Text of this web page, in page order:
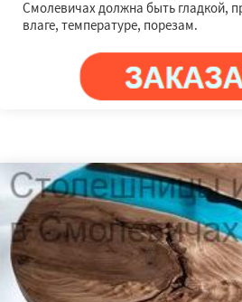
Смолевичах должна быть гладкой,
влаге, температуре, порезам.